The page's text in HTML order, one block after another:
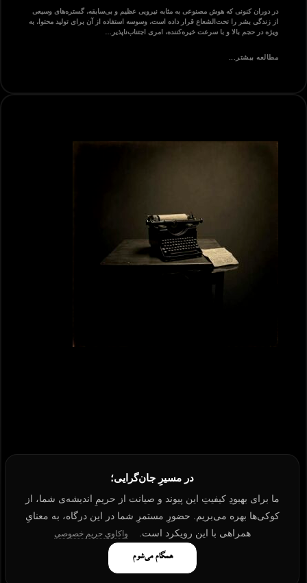
در دوران کنونی که هوش مصنوعی به مثابه نیرویی عظیم و بی‌سابقه، گستره‌های وسیعی
از زندگی بشر را تحت‌الشعاع قرار داده است، وسوسه استفاده از آن برای تولید محتوا، به
ویژه در حجم بالا و با سرعت خیره‌کننده، امری اجتناب‌ناپذیر…
مطالعه بیشتر...
در مسیرِ جان‌گرایی؛
ما برای بهبودِ کیفیتِ این پیوند و صیانت از حریمِ اندیشه‌ی شما، از
کوکی‌ها بهره می‌بریم. حضورِ مستمرِ شما در این درگاه، به معنایِ
همراهی با این رویکرد است.
واکاویِ حریم خصوصی
همگام می‌شوم